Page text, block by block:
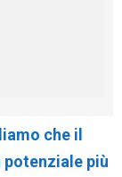
che il
più